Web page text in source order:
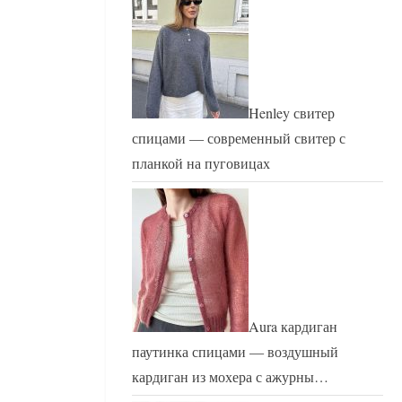
Henley свитер
спицами — современный свитер с
планкой на пуговицах
Aura кардиган
паутинка спицами — воздушный
кардиган из мохера с ажурны…